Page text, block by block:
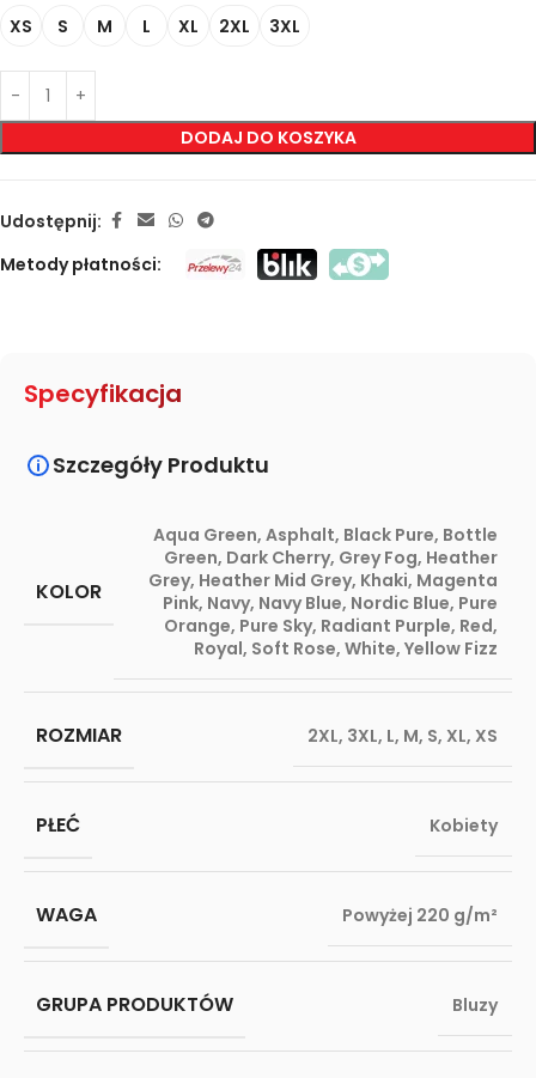
XS S M L XL 2XL 3XL
DODAJ DO KOSZYKA
Udostępnij:
Metody płatności:
Specyfikacja
Szczegóły Produktu
KOLOR
Aqua Green, Asphalt, Black Pure, Bottle
Green, Dark Cherry, Grey Fog, Heather
Grey, Heather Mid Grey, Khaki, Magenta
Pink, Navy, Navy Blue, Nordic Blue, Pure
Orange, Pure Sky, Radiant Purple, Red,
Royal, Soft Rose, White, Yellow Fizz
ROZMIAR 2XL, 3XL, L, M, S, XL, XS
PŁEĆ Kobiety
WAGA Powyżej 220 g/m²
GRUPA PRODUKTÓW Bluzy